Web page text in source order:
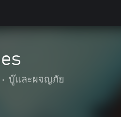
• บู๊และผจญภัย